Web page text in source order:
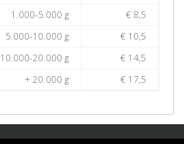
1.000-5.000 g
€ 8,5
5.000-10.000 g
€ 10,5
10.000-20.000 g
€ 14,5
+ 20.000 g
€ 17,5